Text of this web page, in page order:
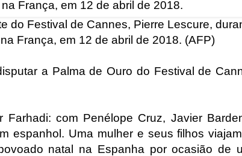
do Festival de Cannes, Pierre Lescure,
França, em 12 de abril de 2018. (AFP)
a Palma de Ouro do Festival de
com Penélope Cruz, Javier
espanhol. Uma mulher e seus filhos
natal na Espanha por ocasião de